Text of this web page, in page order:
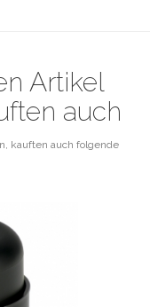
Artikel
auch
kauften auch folgende